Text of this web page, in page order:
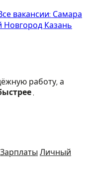
вакансии: Самара
Новгород Казань
работу, а
.
Зарплаты Личный